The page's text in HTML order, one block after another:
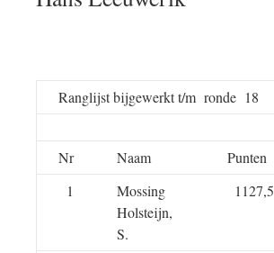
Ranglijst bijgewerkt t/m ronde 18
Nr Naam Punten
1
Mossing
Holsteijn,
S.
1127,5